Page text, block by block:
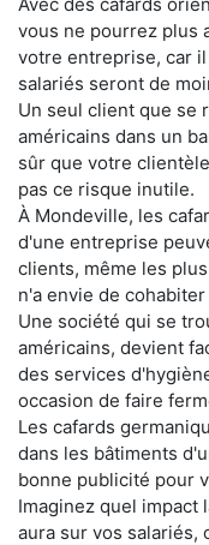
vous ne pourrez plus
votre entreprise, car
salariés seront de
Un seul client que se
américains dans un
sûr que votre
pas ce risque inutile.
À Mondeville, les
d'une entreprise
clients, même les
n'a envie de
Une société qui se
américains, devient
des services
occasion de faire
Les cafards
dans les bâtiments
bonne publicité pour
Imaginez quel impact
aura sur vos salariés,